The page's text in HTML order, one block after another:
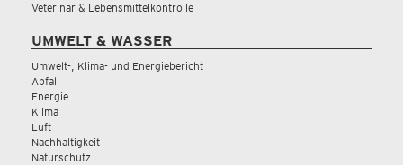
Veterinär & Lebensmittelkontrolle
UMWELT & WASSER
Umwelt-, Klima- und Energiebericht
Abfall
Energie
Klima
Luft
Nachhaltigkeit
Naturschutz